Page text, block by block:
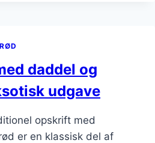
daddel og
udgave
opskrift med
er en klassisk del af